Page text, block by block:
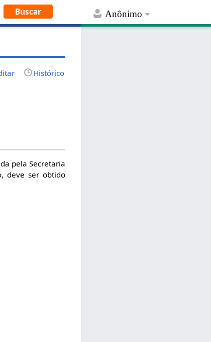
Anônimo
Histórico
pela Secretaria
deve ser obtido